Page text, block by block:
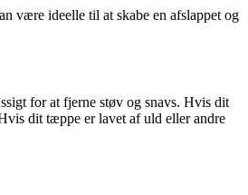
være ideelle til at skabe en afslappet og
for at fjerne støv og snavs. Hvis dit
dit tæppe er lavet af uld eller andre